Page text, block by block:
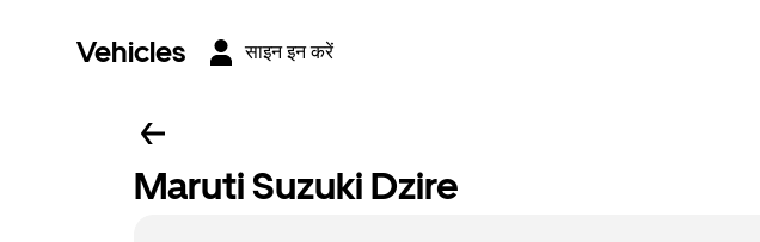
Vehicles साइन इन करें
Maruti Suzuki Dzire